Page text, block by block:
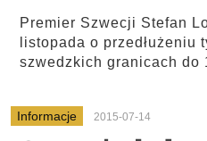
Premier Szwecji Stefan
listopada o przedłużeniu
szwedzkich granicach do
Informacje 2015-07-14